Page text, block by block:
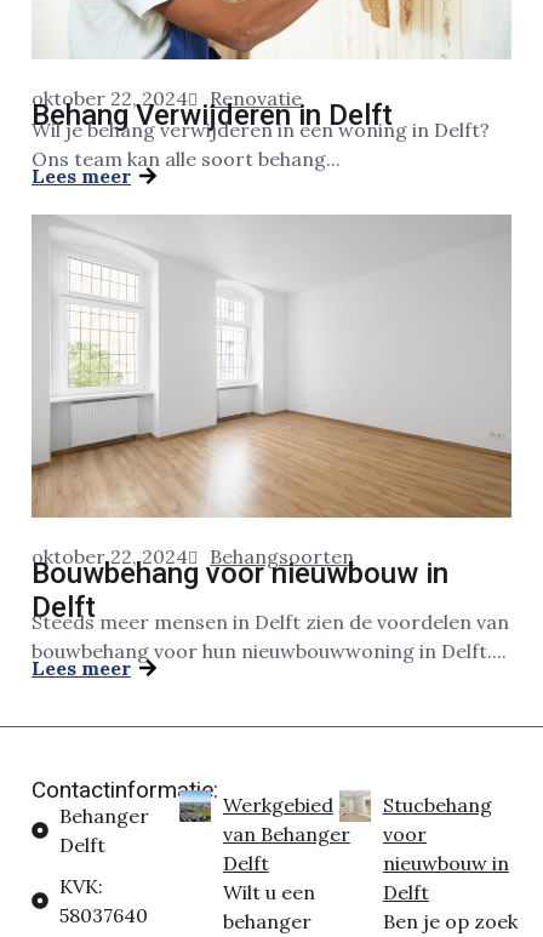
oktober 22, 2024 Renovatie
Behang Verwijderen in Delft
Wil je behang verwijderen in een woning in Delft?
Ons team kan alle soort behang...
Lees meer
oktober 22, 2024 Behangsoorten
Bouwbehang voor nieuwbouw in
Delft
Steeds meer mensen in Delft zien de voordelen van
bouwbehang voor hun nieuwbouwwoning in Delft....
Lees meer
Contactinformatie:
Behanger
Delft
KVK:
58037640
Werkgebied
van Behanger
Delft
Wilt u een
behanger
Stucbehang
voor
nieuwbouw in
Delft
Ben je op zoek